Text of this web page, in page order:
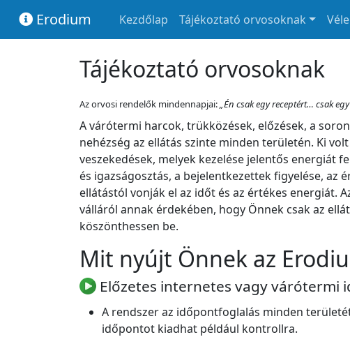
Erodium Kezdőlap Tájékoztató orvosoknak
Tájékoztató orvosoknak
Az orvosi rendelők mindennapjai:„Én csak egy receptért… csak
A várótermi harcok, trükközések, előzések, a
nehézség az ellátás szinte minden területén. Ki
veszekedések, melyek kezelése jelentős energiát
és igazságosztás, a bejelentkezettek figyelése, az
ellátástól vonják el az időt és az értékes energiát.
válláról annak érdekében, hogy Önnek csak az
köszönthessen be.
Mit nyújt Önnek az
Előzetes internetes vagy várótermi
A rendszer az időpontfoglalás minden
időpontot kiadhat például kontrollra.